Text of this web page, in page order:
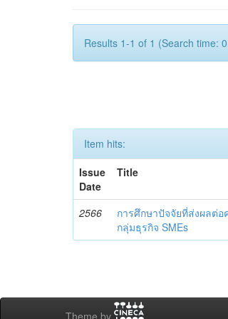
Results 1-1 of 1 (Search time:
Item hits:
Issue
Date
Title
2566
การศึกษาปัจจัยที่ส่งผลต่
กลุ่มธุรกิจ SMEs